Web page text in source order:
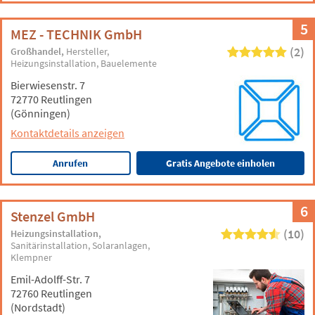
5
MEZ - TECHNIK GmbH
Großhandel Hersteller
Heizungsinstallation Bauelemente
(2)
Bierwiesenstr. 7
72770 Reutlingen
(Gönningen)
Kontaktdetails anzeigen
Anrufen Gratis Angebote einholen
6
Stenzel GmbH
Heizungsinstallation
Sanitärinstallation Solaranlagen
Klempner
(10)
Emil-Adolff-Str. 7
72760 Reutlingen
(Nordstadt)